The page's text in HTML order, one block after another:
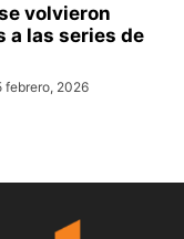
volvieron
a las series de
febrero, 2026